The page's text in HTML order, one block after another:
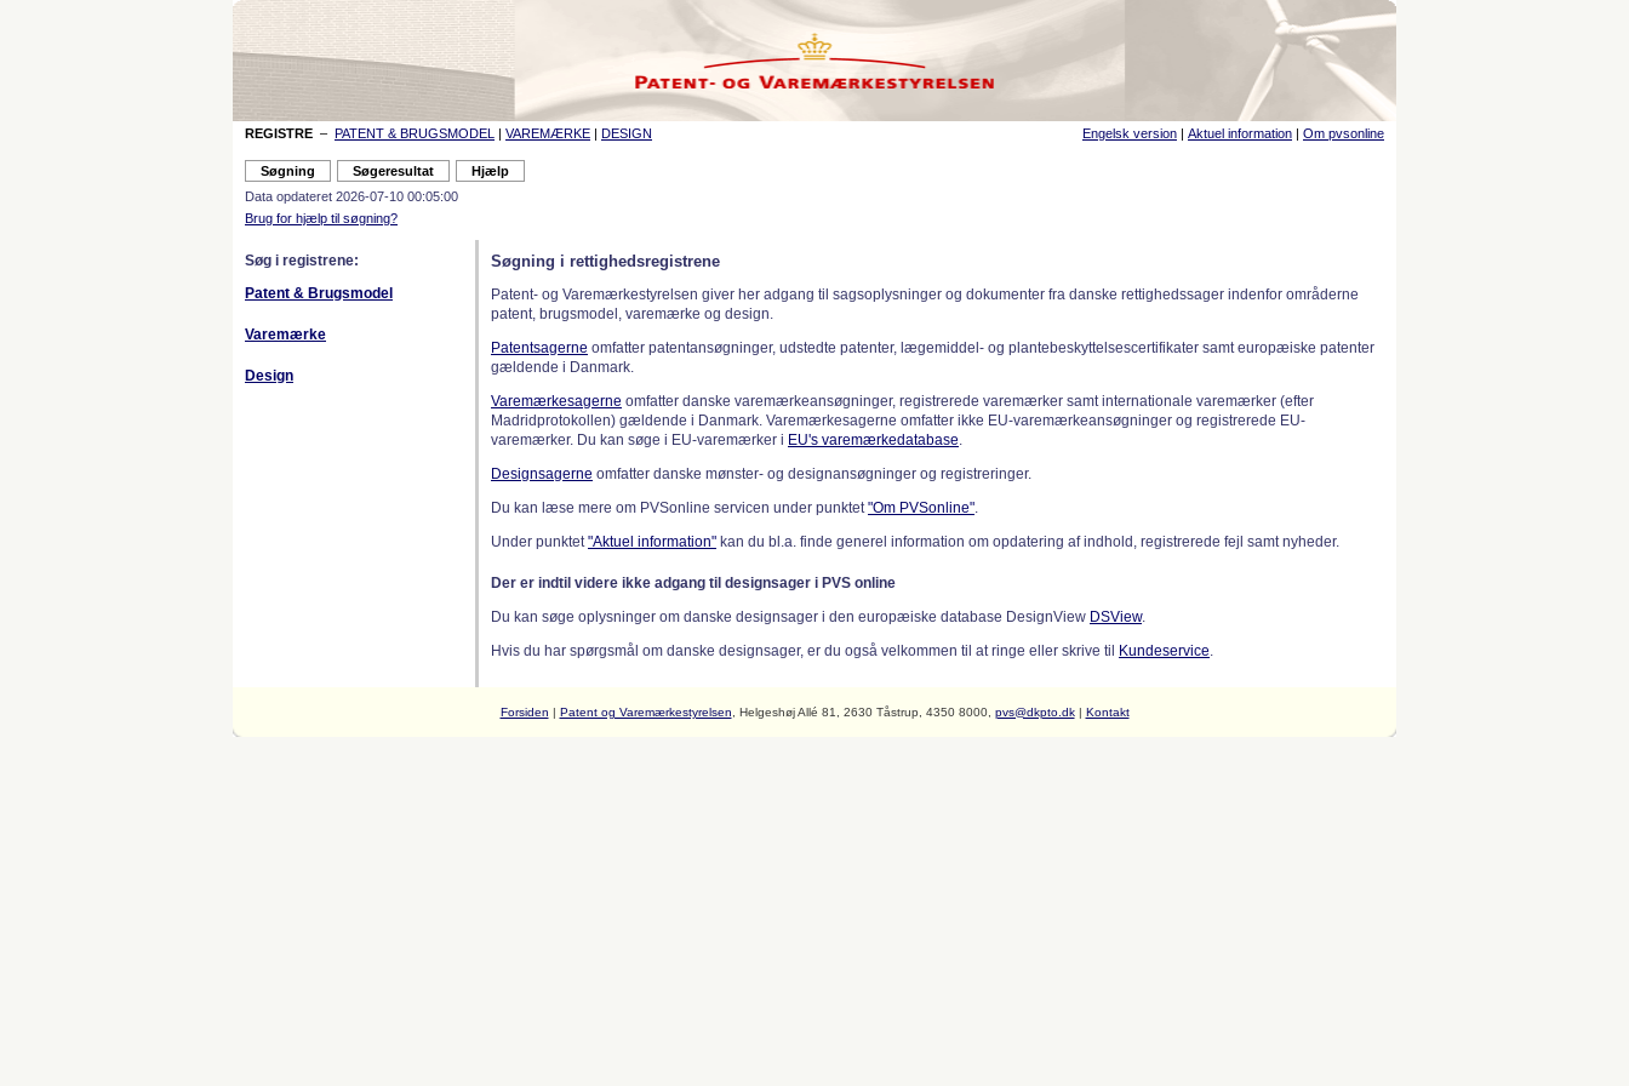
REGISTRE – PATENT & BRUGSMODEL | VAREMÆRKE | DESIGN Engelsk version | Aktuel information | Om pvsonline
Data opdateret 2026-07-10 00:05:00
Brug for hjælp til søgning?
Søg i registrene:
Patent & Brugsmodel
Varemærke
Design
Søgning i rettighedsregistrene
Patent- og Varemærkestyrelsen giver her adgang til sagsoplysninger og dokumenter fra danske rettighedssager indenfor områderne
patent, brugsmodel, varemærke og design.
Patentsagerne omfatter patentansøgninger, udstedte patenter, lægemiddel- og plantebeskyttelsescertifikater samt europæiske patenter
gældende i Danmark.
Varemærkesagerne omfatter danske varemærkeansøgninger, registrerede varemærker samt internationale varemærker (efter
Madridprotokollen) gældende i Danmark. Varemærkesagerne omfatter ikke EU-varemærkeansøgninger og registrerede EU-
varemærker. Du kan søge i EU-varemærker i EU's varemærkedatabase.
Designsagerne omfatter danske mønster- og designansøgninger og registreringer.
Du kan læse mere om PVSonline servicen under punktet"Om PVSonline".
Under punktet"Aktuel information" kan du bl.a. finde generel information om opdatering af indhold, registrerede fejl samt nyheder.
Der er indtil videre ikke adgang til designsager i PVS online
Du kan søge oplysninger om danske designsager i den europæiske database DesignView DSView.
Hvis du har spørgsmål om danske designsager, er du også velkommen til at ringe eller skrive til
Kundeservice.
Forsiden | Patent og Varemærkestyrelsen , Helgeshøj Allé 81, 2630 Tåstrup, 4350 8000, pvs@dkpto.dk| Kontakt